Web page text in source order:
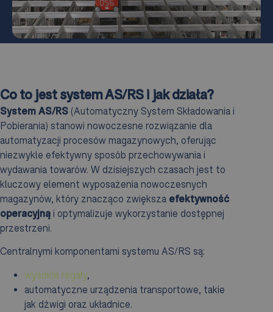
Co to jest system AS/RS i jak działa?
System AS/RS (Automatyczny System Składowania i
Pobierania) stanowi nowoczesne rozwiązanie dla
automatyzacji procesów magazynowych, oferując
niezwykle efektywny sposób przechowywania i
wydawania towarów. W dzisiejszych czasach jest to
kluczowy element wyposażenia nowoczesnych
magazynów, który znacząco zwiększa efektywność
operacyjną i optymalizuje wykorzystanie dostępnej
przestrzeni.
Centralnymi komponentami systemu AS/RS są:
wysokie regały,
automatyczne urządzenia transportowe, takie
jak dźwigi oraz układnice.